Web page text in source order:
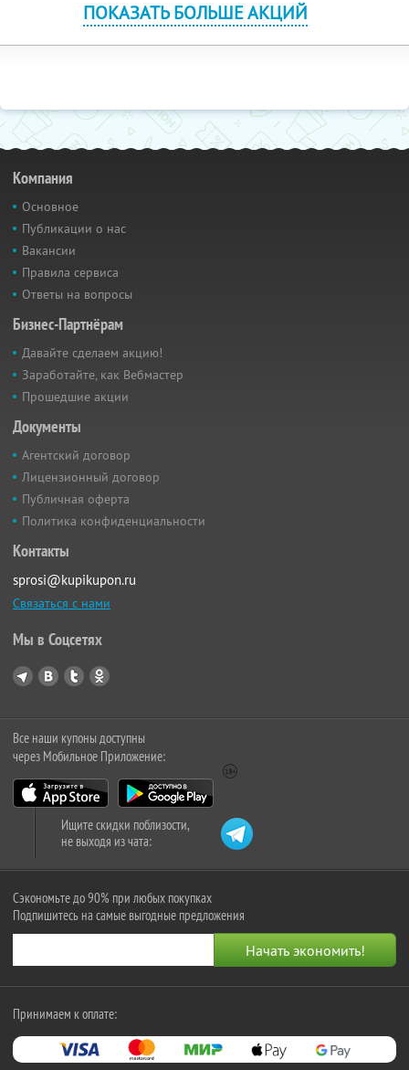
ПОКАЗАТЬ БОЛЬШЕ АКЦИЙ
Компания
Основное
Публикации о нас
Вакансии
Правила сервиса
Ответы на вопросы
Бизнес-Партнёрам
Давайте сделаем акцию!
Заработайте, как Вебмастер
Прошедшие акции
Документы
Агентский договор
Лицензионный договор
Публичная оферта
Политика конфиденциальности
Контакты
sprosi@kupikupon.ru
Связаться с нами
Мы в Соцсетях
Все наши купоны доступны
через Мобильное Приложение:
Ищите скидки поблизости,
не выходя из чата:
Сэкономьте до 90% при любых покупках
Подпишитесь на самые выгодные предложения
Принимаем к оплате: